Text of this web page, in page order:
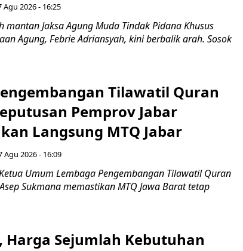
Agu 2026 - 16:25
mantan Jaksa Agung Muda Tindak Pidana Khusus
Agung, Febrie Adriansyah, kini berbalik arah. Sosok
Tilawatil Quran
Pemprov Jabar
Langsung MTQ Jabar
Agu 2026 - 16:09
Ketua Umum Lembaga Pengembangan Tilawatil Quran
Sukmana memastikan MTQ Jawa Barat tetap
Harga Sejumlah Kebutuhan